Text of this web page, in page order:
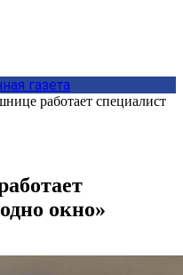
газета
работает специалист
окно»